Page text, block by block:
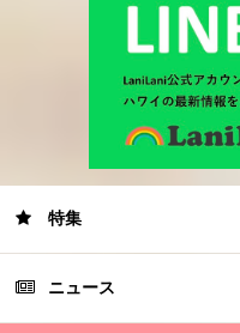
特集
ニュース